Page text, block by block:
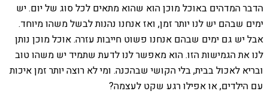
הדבר המדהים באוכל מוכן הוא שהוא מתאים לכל סוג של יום. יש
ימים שבהם יש לנו יותר זמן, ואז אנחנו נהנות לבשל משהו מיוחד.
אבל יש גם ימים שבהם אנחנו פשוט חייבות עזרה. אוכל מוכן נותן
לנו את הגמישות הזו. הוא מאפשר לנו לדעת שתמיד יש משהו טוב
ובריא לאכול בבית, בלי הקושי שבהכנה. ומי לא רוצה יותר זמן איכות
עם הילדים, או אפילו רגע שקט לעצמה?